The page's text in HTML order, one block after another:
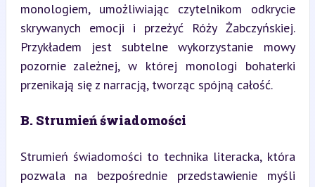
monologiem, umożliwiając czytelnikom odkrycie
skrywanych emocji i przeżyć Róży Żabczyńskiej.
Przykładem jest subtelne wykorzystanie mowy
pozornie zależnej, w której monologi bohaterki
przenikają się z narracją, tworząc spójną całość.
B. Strumień świadomości
Strumień świadomości to technika literacka, która
pozwala na bezpośrednie przedstawienie myśli